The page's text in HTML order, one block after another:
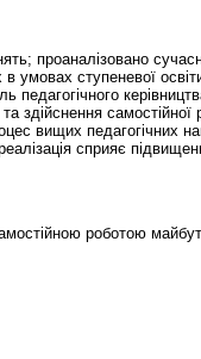
проаналізовано
умовах ступеневої
педагогічного
та здійснення
вищих педагогічних
сприяє
роботою